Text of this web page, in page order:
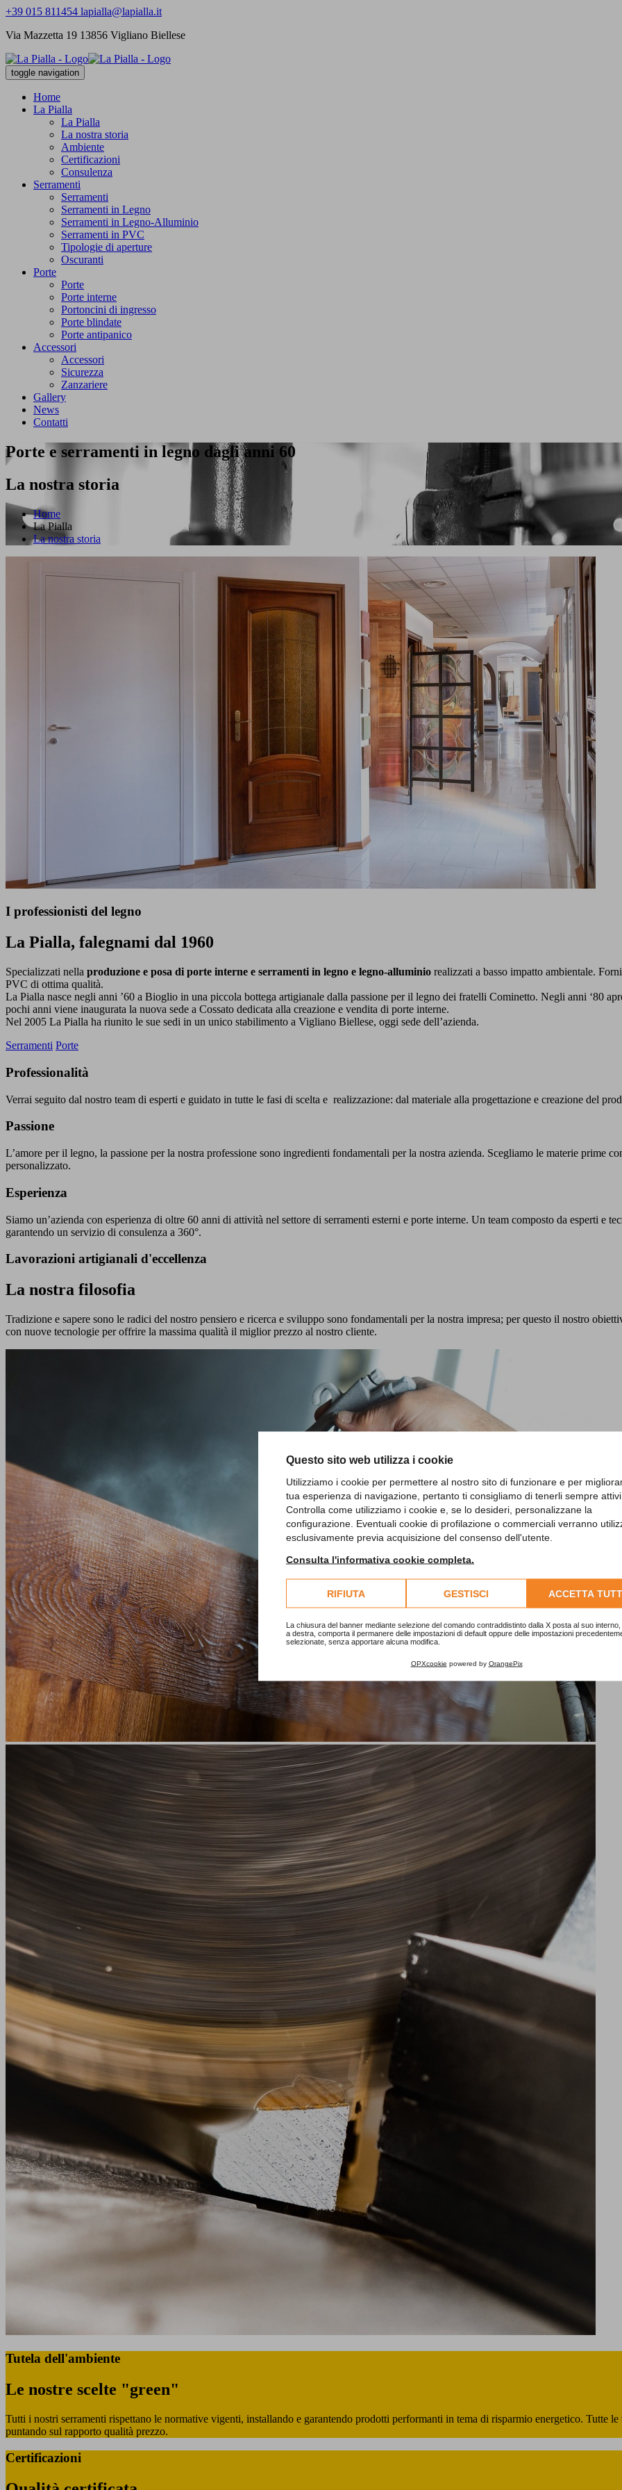
Questo sito web utilizza i cookie
Utilizziamo i cookie per permettere al nostro sito di funzionare e per
tua esperienza di navigazione, pertanto ti consigliamo di tenerli sempre attivi.
Controlla come utilizziamo i cookie e, se lo desideri, personalizzane la
configurazione. Eventuali cookie di profilazione o commerciali verranno
esclusivamente previa acquisizione del consenso dell'utente.
Consulta l'informativa cookie completa.
RIFIUTA GESTISCI ACCETTA
La chiusura del banner mediante selezione del comando contraddistinto dalla X posta al suo interno,
a destra, comporta il permanere delle impostazioni di default oppure delle impostazioni
selezionate, senza apportare alcuna modifica.
OPXcookie powered by OrangePix
+39 015 811454 lapialla@lapialla.it
Via Mazzetta 19 13856 Vigliano Biellese
toggle navigation
Home
La Pialla
La Pialla
La nostra storia
Ambiente
Certificazioni
Consulenza
Serramenti
Serramenti
Serramenti in Legno
Serramenti in Legno-Alluminio
Serramenti in PVC
Tipologie di aperture
Oscuranti
Porte
Porte
Porte interne
Portoncini di ingresso
Porte blindate
Porte antipanico
Accessori
Accessori
Sicurezza
Zanzariere
Gallery
News
Contatti
Porte e serramenti in legno dagli anni 60
La nostra storia
Home
La Pialla
La nostra storia
I professionisti del legno
La Pialla, falegnami dal 1960
Specializzati nella produzione e posa di porte interne e serramenti in legno e legno-alluminio realizzati a basso impatto ambientale.
PVC di ottima qualità.
La Pialla nasce negli anni ’60 a Bioglio in una piccola bottega artigianale dalla passione per il legno dei fratelli Cominetto. Negli anni ‘80
pochi anni viene inaugurata la nuova sede a Cossato dedicata alla creazione e vendita di porte interne.
Nel 2005 La Pialla ha riunito le sue sedi in un unico stabilimento a Vigliano Biellese, oggi sede dell’azienda.
Serramenti Porte
Professionalità
Verrai seguito dal nostro team di esperti e guidato in tutte le fasi di scelta e realizzazione: dal materiale alla progettazione e creazione del
Passione
L’amore per il legno, la passione per la nostra professione sono ingredienti fondamentali per la nostra azienda. Scegliamo le materie prime
personalizzato.
Esperienza
Siamo un’azienda con esperienza di oltre 60 anni di attività nel settore di serramenti esterni e porte interne. Un team composto da esperti e
garantendo un servizio di consulenza a 360°.
Lavorazioni artigianali d'eccellenza
La nostra filosofia
Tradizione e sapere sono le radici del nostro pensiero e ricerca e sviluppo sono fondamentali per la nostra impresa; per questo il nostro
con nuove tecnologie per offrire la massima qualità il miglior prezzo al nostro cliente.
Tutela dell'ambiente
Le nostre scelte "green"
Tutti i nostri serramenti rispettano le normative vigenti, installando e garantendo prodotti performanti in tema di risparmio energetico. Tutte
puntando sul rapporto qualità prezzo.
Certificazioni